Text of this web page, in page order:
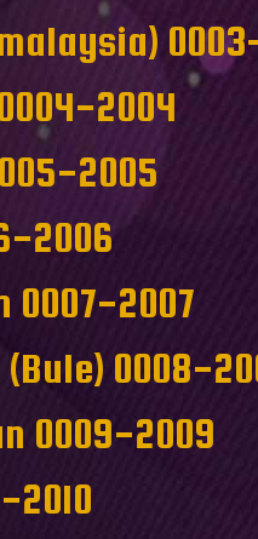
2004
2005
2006
0007-2007
0008-
0009-2009
2010